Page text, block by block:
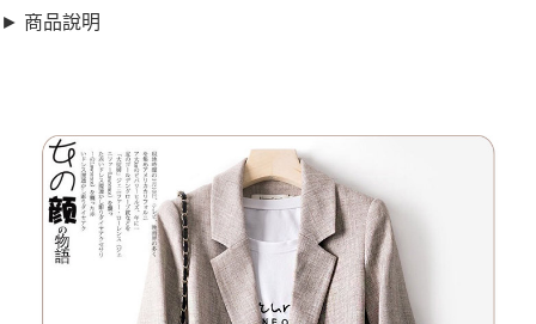
街口支付
AFTEE先享後付
相關說明
【關於「AFTEE先享後付」】
AFTEE先享後付是「在收到商品之後才付款」的支付方式。 讓您購物簡單
便利好安心！
１．簡單：不需註冊會員、不需綁卡、不需儲值。
２．便利：只要手機號碼，簡訊認證，即可結帳。
ATM付款
隨興自然風輕鬆搭配好駕馭
加大碼-時髦感拼接修身長版西裝外套(S-4XL)【XC202073】
隨興自然風輕鬆搭配好駕馭
布料不易皺褶穿上舒適
► 商品說明